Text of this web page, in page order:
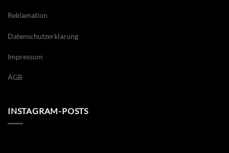
Reklamation
Datenschutzerklärung
Impressum
AGB
INSTAGRAM-POSTS